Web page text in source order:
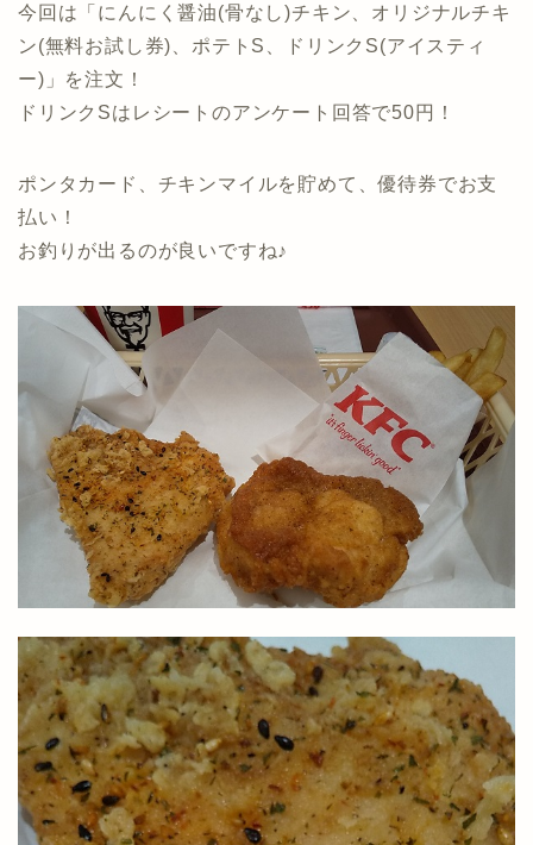
今回は「にんにく醤油(骨なし)チキン、オリジナルチキ
ン(無料お試し券)、ポテトS、ドリンクS(アイスティ
ー)」を注文！
ドリンクSはレシートのアンケート回答で50円！
ポンタカード、チキンマイルを貯めて、優待券でお支
払い！
お釣りが出るのが良いですね♪